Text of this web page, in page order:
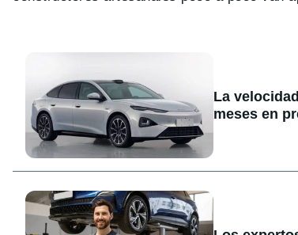
La
meses en